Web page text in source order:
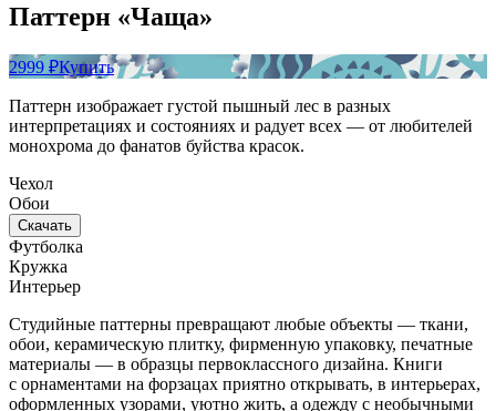
Паттерн «Чаща»
2999 ₽Купить
Паттерн изображает густой пышный лес в разных
интерпретациях и состояниях и радует всех — от любителей
монохрома до фанатов буйства красок.
Чехол
Обои
Скачать
Футболка
Кружка
Интерьер
Студийные паттерны превращают любые объекты — ткани,
обои, керамическую плитку, фирменную упаковку, печатные
материалы — в образцы первоклассного дизайна. Книги
с орнаментами на форзацах приятно открывать, в интерьерах,
оформленных узорами, уютно жить, а одежду с необычными